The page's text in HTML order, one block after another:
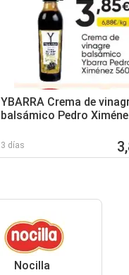
YBARRA Crema de
balsámico Pedro
3 días
Nocilla